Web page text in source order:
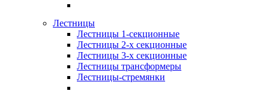
Лестницы
Лестницы 1-секционные
Лестницы 2-х секционные
Лестницы 3-х секционные
Лестницы трансформеры
Лестницы-стремянки